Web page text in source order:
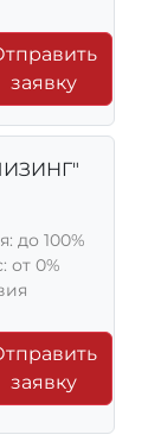
заявку
до 100%
от 0%
заявку